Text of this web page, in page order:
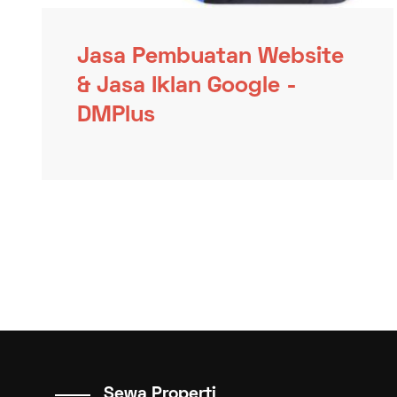
Jasa Pembuatan Website
& Jasa Iklan Google -
DMPlus